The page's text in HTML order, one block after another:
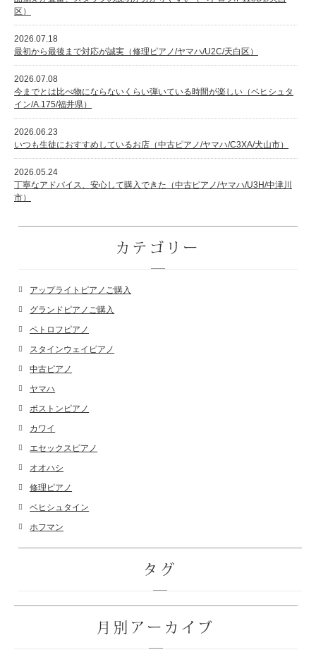
区）
2026.07.18
最初から最後まで対応が誠実（修理ピアノ/ヤマハ/U2C/天白区）
2026.07.08
今までとは比べ物にならないくらい弾いている時間が楽しい（ベヒシュタ
イン/A.175/福井県）
2026.06.23
いつも生徒におすすめしているお店（中古ピアノ/ヤマハ/C3XA/犬山市）
2026.05.24
丁寧なアドバイス、安心して購入できた（中古ピアノ/ヤマハ/U3H/中津川
市）
カテゴリー
アップライトピアノご購入
グランドピアノご購入
ペトロフピアノ
スタインウェイピアノ
中古ピアノ
ヤマハ
ボストンピアノ
カワイ
エセックスピアノ
オオハシ
修理ピアノ
ベヒシュタイン
ホフマン
タグ
月別アーカイブ